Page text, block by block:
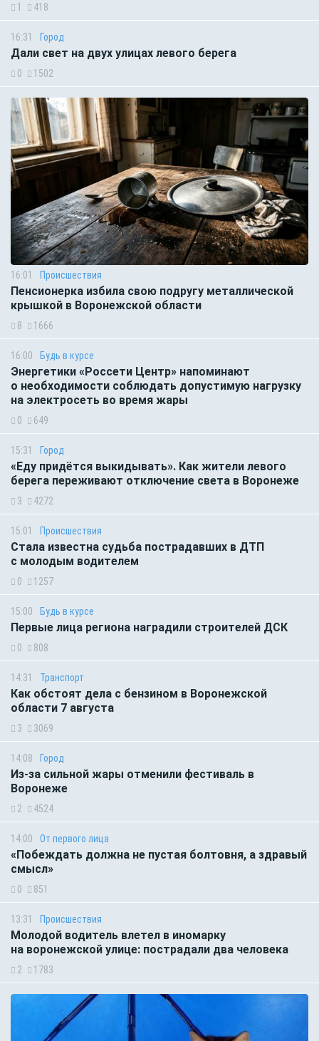
1 418
16:31 Город
Дали свет на двух улицах левого берега
0 1502
16:01 Происшествия
Пенсионерка избила свою подругу металлической
крышкой в Воронежской области
8 1666
16:00 Будь в курсе
Энергетики «Россети Центр» напоминают
о необходимости соблюдать допустимую нагрузку
на электросеть во время жары
0 649
15:31 Город
«Еду придётся выкидывать». Как жители левого
берега переживают отключение света в Воронеже
3 4272
15:01 Происшествия
Стала известна судьба пострадавших в ДТП
с молодым водителем
0 1257
15:00 Будь в курсе
Первые лица региона наградили строителей ДСК
0 808
14:31 Транспорт
Как обстоят дела с бензином в Воронежской
области 7 августа
3 3069
14:08 Город
Из-за сильной жары отменили фестиваль в
Воронеже
2 4524
14:00 От первого лица
«Побеждать должна не пустая болтовня, а здравый
смысл»
0 851
13:31 Происшествия
Молодой водитель влетел в иномарку
на воронежской улице: пострадали два человека
2 1783